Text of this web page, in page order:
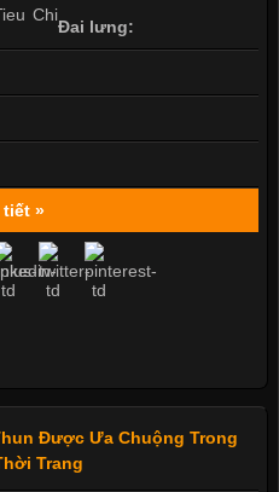
Đai lưng:
tiết »
Được Ưa Chuộng Trong
Trang